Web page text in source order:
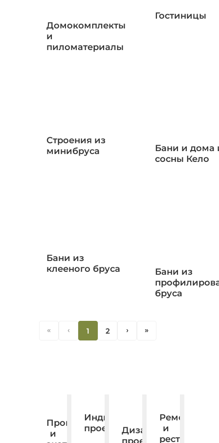
Домокомплекты
и
пиломатериалы
Гостиницы
Строения из
минибруса
Бани и дома
сосны Кело
Бани из
клееного бруса
Бани из
бруса
« ‹ 1 2 ‹ «
Производство
и
Индивидуальное
проектирование.
Дизайн,
Ремонт
и